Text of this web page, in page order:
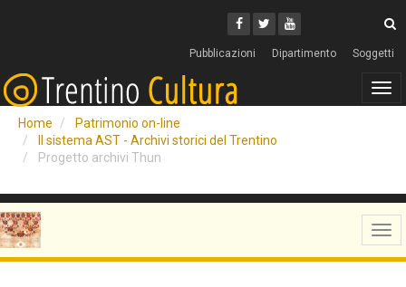
Facebook
Twitter
Youtube
Pubblicazioni Dipartimento Soggetti
Home
Patrimonio on-line
Il sistema AST - Archivi storici del Trentino
Progetto archivi Thun